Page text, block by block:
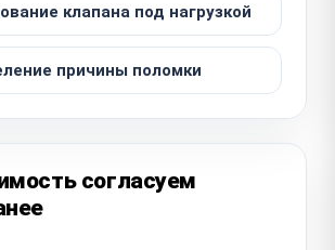
клапана под нагрузкой
причины поломки
согласуем